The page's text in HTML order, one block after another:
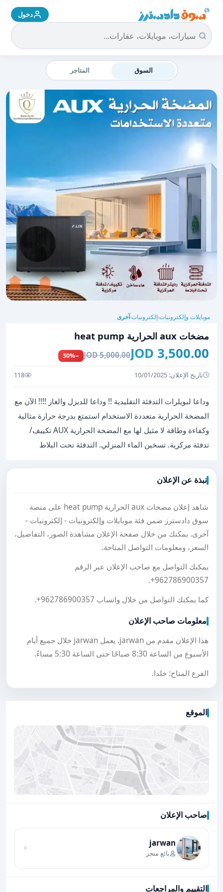
سوق دادسترز الرئيسية دخول
السوق المتاجر
موبايلات وإلكترونيات›إلكترونيات›آخرى
مضخات aux الحرارية heat pump
3,500.00 JOD
5,000.00 JOD
−30%
تاريخ الإعلان: 10/01/2025 118
وداعا لبويلرات التدفئة التقليدية !! وداعا للديزل والغاز !!!! الآن مع
المضخة الحرارية متعددة الاستخدام استمتع بدرجة حرارة مثالية
وكفاءة وطاقة لا مثيل لها مع المضخة الحرارية AUX تكييف/
تدفئة مركزية. تسخين الماء المنزلي. التدفئة تحت البلاط
نبذة عن الإعلان
شاهد إعلان مضخات aux الحرارية heat pump على منصة
سوق دادسترز ضمن فئة موبايلات وإلكترونيات - إلكترونيات -
آخرى. يمكنك من خلال صفحة الإعلان مشاهدة الصور، التفاصيل،
السعر، ومعلومات التواصل المتاحة.
يمكنك التواصل مع صاحب الإعلان عبر الرقم
+962786900357
.
كما يمكنك التواصل من خلال واتساب +962786900357
.
معلومات صاحب الإعلان
هذا الإعلان مقدم من jarwan. يعمل jarwan خلال جميع أيام
الأسبوع من الساعة 8:30 صباحًا حتى الساعة 5:30 مساءً.
الفرع المتاح: خلدا.
الموقع
صاحب الإعلان
jarwan
بائع متجر
التقييم والمراجعات